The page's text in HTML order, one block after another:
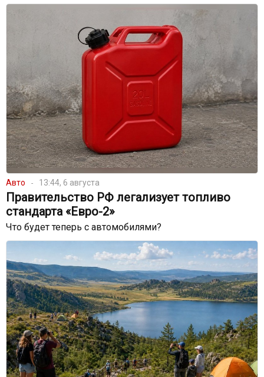
Авто 13:44, 6 августа
Правительство РФ легализует топливо
стандарта «Евро-2»
Что будет теперь с автомобилями?